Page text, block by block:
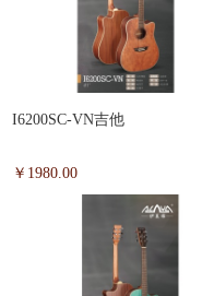
I6200SC-VN吉他
￥1980.00